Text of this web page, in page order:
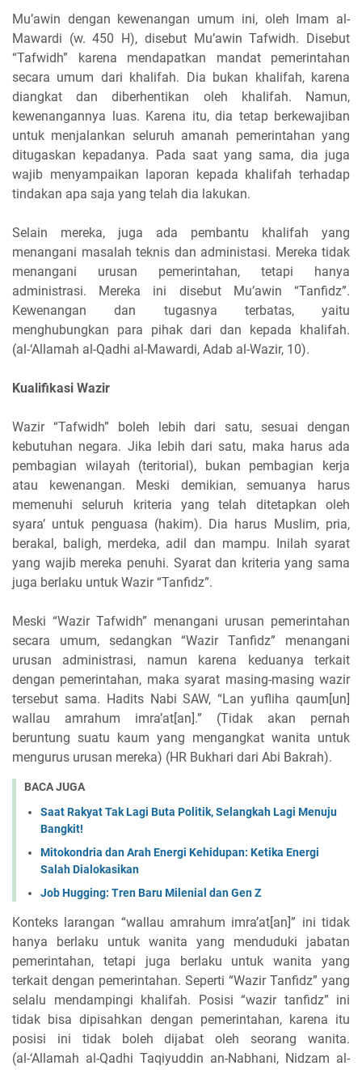
Mu’awin dengan kewenangan umum ini, oleh Imam al-
Mawardi (w. 450 H), disebut Mu’awin Tafwidh. Disebut
“Tafwidh” karena mendapatkan mandat pemerintahan
secara umum dari khalifah. Dia bukan khalifah, karena
diangkat dan diberhentikan oleh khalifah. Namun,
kewenangannya luas. Karena itu, dia tetap berkewajiban
untuk menjalankan seluruh amanah pemerintahan yang
ditugaskan kepadanya. Pada saat yang sama, dia juga
wajib menyampaikan laporan kepada khalifah terhadap
tindakan apa saja yang telah dia lakukan.
Selain mereka, juga ada pembantu khalifah yang
menangani masalah teknis dan administasi. Mereka tidak
menangani urusan pemerintahan, tetapi hanya
administrasi. Mereka ini disebut Mu’awin “Tanfidz”.
Kewenangan dan tugasnya terbatas, yaitu
menghubungkan para pihak dari dan kepada khalifah.
(al-‘Allamah al-Qadhi al-Mawardi, Adab al-Wazir, 10).
Kualifikasi Wazir
Wazir “Tafwidh” boleh lebih dari satu, sesuai dengan
kebutuhan negara. Jika lebih dari satu, maka harus ada
pembagian wilayah (teritorial), bukan pembagian kerja
atau kewenangan. Meski demikian, semuanya harus
memenuhi seluruh kriteria yang telah ditetapkan oleh
syara’ untuk penguasa (hakim). Dia harus Muslim, pria,
berakal, baligh, merdeka, adil dan mampu. Inilah syarat
yang wajib mereka penuhi. Syarat dan kriteria yang sama
juga berlaku untuk Wazir “Tanfidz”.
Meski “Wazir Tafwidh” menangani urusan pemerintahan
secara umum, sedangkan “Wazir Tanfidz” menangani
urusan administrasi, namun karena keduanya terkait
dengan pemerintahan, maka syarat masing-masing wazir
tersebut sama. Hadits Nabi SAW, “Lan yufliha qaum[un]
wallau amrahum imra’at[an].” (Tidak akan pernah
beruntung suatu kaum yang mengangkat wanita untuk
mengurus urusan mereka) (HR Bukhari dari Abi Bakrah).
BACA JUGA
Saat Rakyat Tak Lagi Buta Politik, Selangkah Lagi Menuju
Bangkit!
Mitokondria dan Arah Energi Kehidupan: Ketika Energi
Salah Dialokasikan
Job Hugging: Tren Baru Milenial dan Gen Z
Konteks larangan “wallau amrahum imra’at[an]” ini tidak
hanya berlaku untuk wanita yang menduduki jabatan
pemerintahan, tetapi juga berlaku untuk wanita yang
terkait dengan pemerintahan. Seperti “Wazir Tanfidz” yang
selalu mendampingi khalifah. Posisi “wazir tanfidz” ini
tidak bisa dipisahkan dengan pemerintahan, karena itu
posisi ini tidak boleh dijabat oleh seorang wanita.
(al-‘Allamah al-Qadhi Taqiyuddin an-Nabhani, Nidzam al-